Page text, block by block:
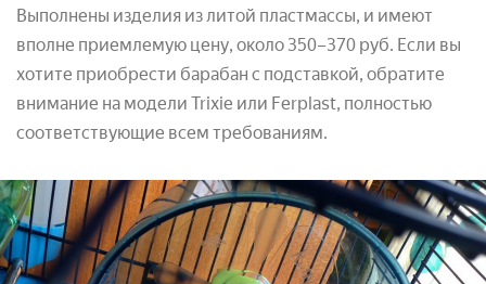
Выполнены изделия из литой пластмассы, и имеют
вполне приемлемую цену, около 350–370 руб. Если вы
хотите приобрести барабан с подставкой, обратите
внимание на модели Trixie или Ferplast, полностью
соответствующие всем требованиям.